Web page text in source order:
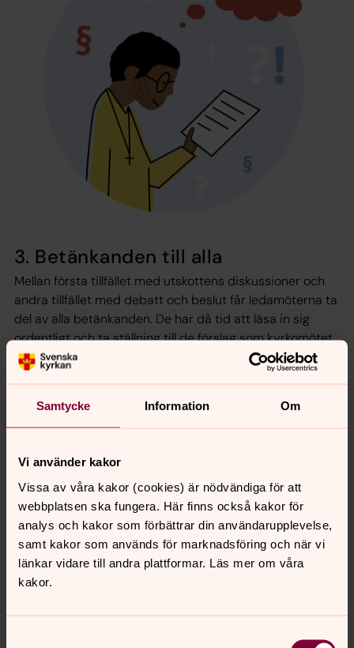
Samtycke Information Om
Vi använder kakor
Vissa av våra kakor (cookies) är nödvändiga för att
webbplatsen ska fungera. Här finns också kakor för
analys och kakor som förbättrar din användarupplevelse,
samt kakor som används för marknadsföring och när vi
länkar vidare till andra plattformar. Läs mer om våra
kakor.
3. Betänkanden till alla
Mellan första tillfället med utskottens diskussioner och
andra tillfället med debatt och beslut får ledamöterna ta
del av alla betänkanden. De har då tid att läsa in sig
ordentligt och ta ställning till de förslag som kyrkomötet
ska besluta om.